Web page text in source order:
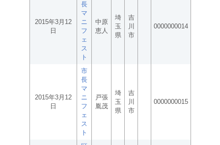
2015年3月12
日
長
マ
ニ
フ
ェ
ス
ト
中原
恵人
埼
玉
県
吉
川
市
0000000014
2015年3月12
日
市
長
マ
ニ
フ
ェ
ス
ト
戸張
胤茂
埼
玉
県
吉
川
市
0000000015